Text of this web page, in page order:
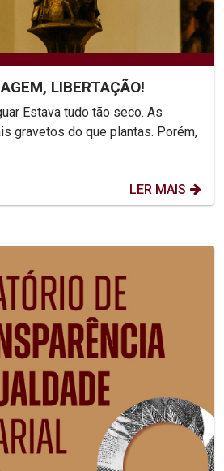
LIBERTAÇÃO!
As
gravetos do que plantas. Porém,
LER MAIS